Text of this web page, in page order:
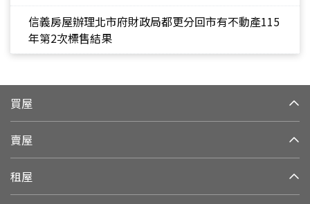
信義房屋辦理北市府財政局都更分回市有不動產115
年第2次標售結果
買屋
賣屋
租屋